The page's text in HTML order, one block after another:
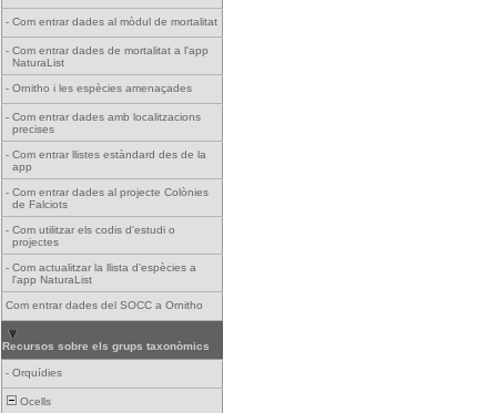
- Com entrar dades al mòdul de mortalitat
- Com entrar dades de mortalitat a l'app
NaturaList
- Ornitho i les espècies amenaçades
- Com entrar dades amb localitzacions
precises
- Com entrar llistes estàndard des de la
app
- Com entrar dades al projecte Colònies
de Falciots
- Com utilitzar els codis d'estudi o
projectes
- Com actualitzar la llista d'espècies a
l'app NaturaList
Com entrar dades del SOCC a Ornitho
Recursos sobre els grups taxonòmics
- Orquídies
Ocells